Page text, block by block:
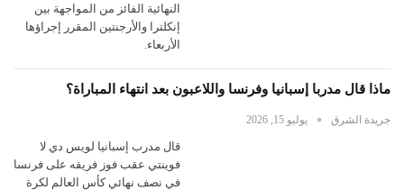
النهائية الفائز من المواجهة بين
إنكلترا والأرجنتين المقرر إجراؤها
الأربعاء.
ماذا قال مدربا إسبانيا وفرنسا واللاعبون بعد انتهاء المباراة؟
جريدة الشرق يوليو 15, 2026
قال مدرب إسبانيا لويس دي لا
فوينتي عقب فوز فريقه على فرنسا
في نصف نهائي كأس العالم لكرة